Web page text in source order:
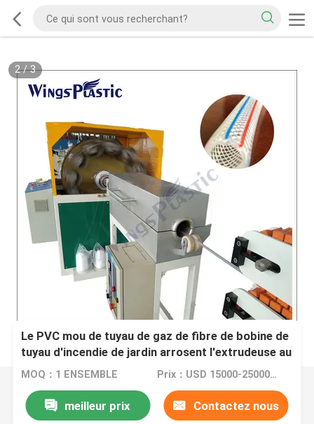
2/3
Le PVC mou de tuyau de gaz de fibre de bobine de
tuyau d'incendie de jardin arrosent l'extrudeuse au
jet de tissu-renforcé
MOQ：1 ENSEMBLE Prix：USD 15000-25000 per set
meilleur prix Contactez nous